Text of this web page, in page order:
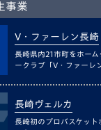
事業
V・ファーレン長崎
長崎県内21市町をホー
ークラブ「V・ファーレ
長崎ヴェルカ
長崎初のプロバスケット